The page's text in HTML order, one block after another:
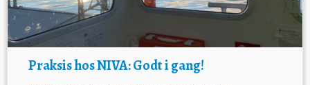
Praksis hos NIVA: Godt i gang!